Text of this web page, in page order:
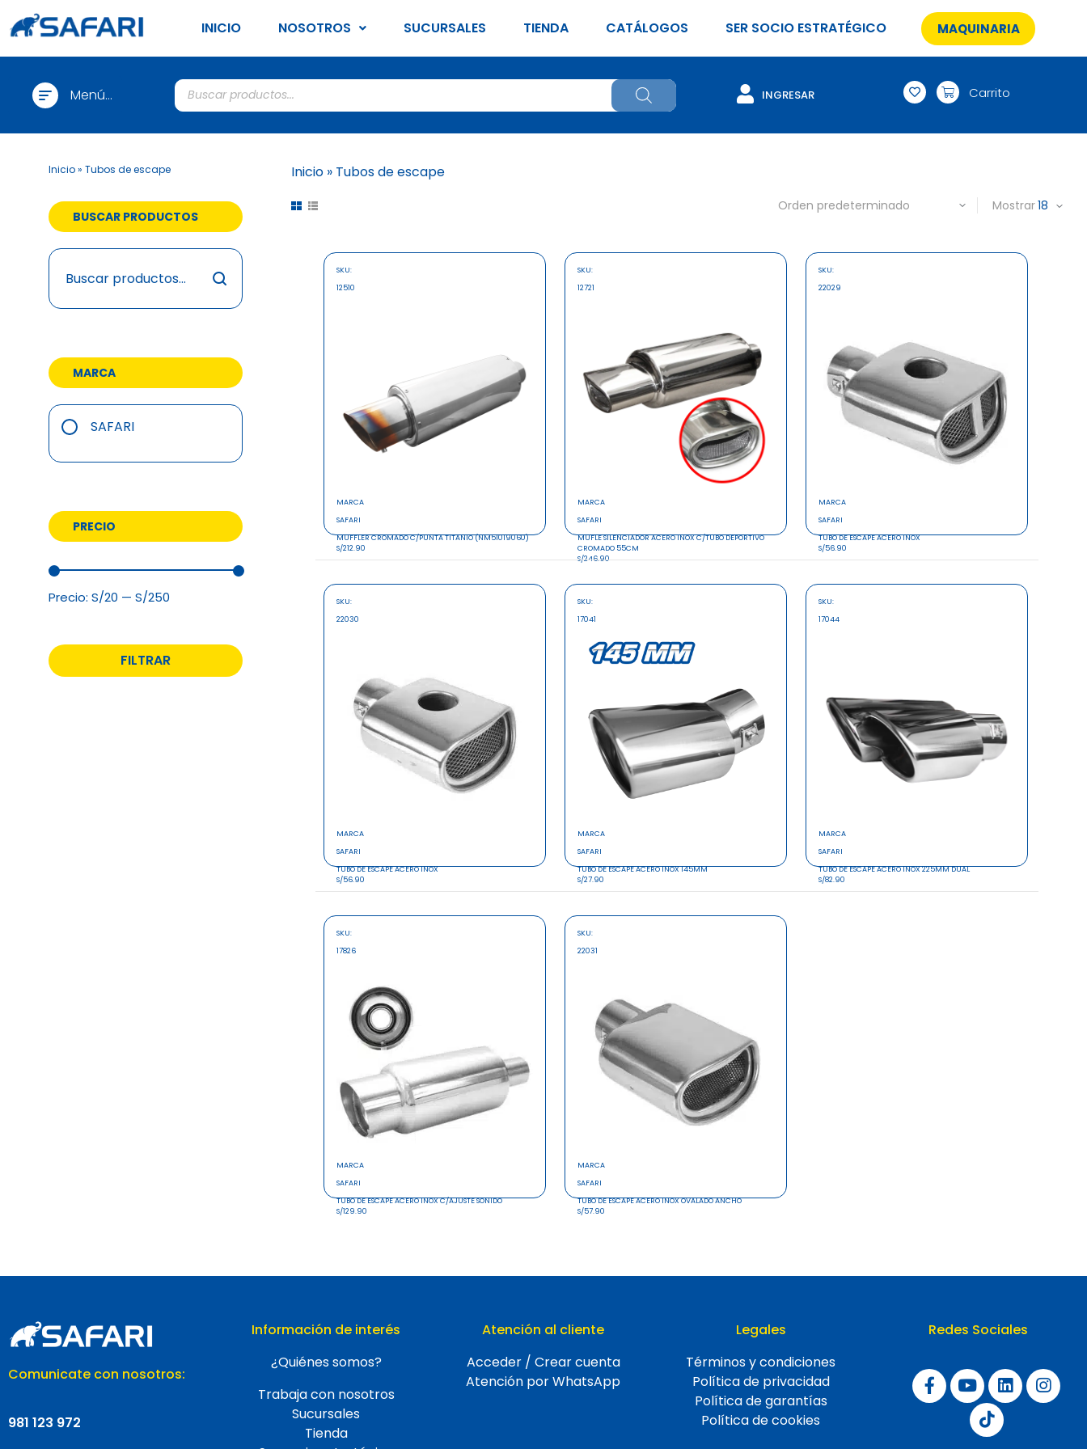
INICIO NOSOTROS SUCURSALES TIENDA CATÁLOGOS SER SOCIO ESTRATÉGICO MAQUINARIA
Menú
INGRESAR Carrito
Inicio » Tubos de escape
Mostrar
SKU:
12510
MARCA
SAFARI
MUFFLER CROMADO C/PUNTA TITANIO (NM51019060)
S/212.90
SKU:
12721
MARCA
SAFARI
MUFLE SILENCIADOR ACERO INOX C/TUBO DEPORTIVO
CROMADO 55CM
S/246.90
SKU:
22029
MARCA
SAFARI
TUBO DE ESCAPE ACERO INOX
S/56.90
SKU:
22030
MARCA
SAFARI
TUBO DE ESCAPE ACERO INOX
S/56.90
SKU:
17041
MARCA
SAFARI
TUBO DE ESCAPE ACERO INOX 145MM
S/27.90
SKU:
17044
MARCA
SAFARI
TUBO DE ESCAPE ACERO INOX 225MM DUAL
S/82.90
SKU:
17826
MARCA
SAFARI
TUBO DE ESCAPE ACERO INOX C/AJUSTE SONIDO
S/129.90
SKU:
22031
MARCA
SAFARI
TUBO DE ESCAPE ACERO INOX OVALADO ANCHO
S/57.90
Inicio» Tubos de escape
BUSCAR PRODUCTOS
MARCA
SAFARI
PRECIO
FILTRAR
Precio: S/20 — S/250
Comunicate con nosotros:
981 123 972
Información de interés
¿Quiénes somos?
Trabaja con nosotros
Sucursales
Tienda
Atención al cliente
Acceder / Crear cuenta
Atención por WhatsApp
Legales
Términos y condiciones
Política de privacidad
Política de garantías
Política de cookies
Redes Sociales